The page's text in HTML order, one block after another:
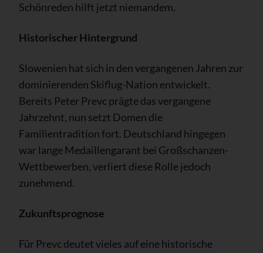
Schönreden hilft jetzt niemandem.
Historischer Hintergrund
Slowenien hat sich in den vergangenen Jahren zur
dominierenden Skiflug-Nation entwickelt.
Bereits Peter Prevc prägte das vergangene
Jahrzehnt, nun setzt Domen die
Familientradition fort. Deutschland hingegen
war lange Medaillengarant bei Großschanzen-
Wettbewerben, verliert diese Rolle jedoch
zunehmend.
Zukunftsprognose
Für Prevc deutet vieles auf eine historische